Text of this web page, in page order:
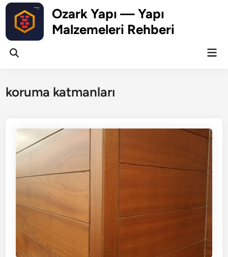
Skip
content
Ozark Yapı — Yapı
Malzemeleri Rehberi
Open
koruma katmanları